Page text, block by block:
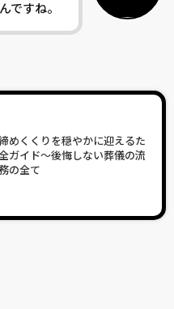
ですね。
めくくりを穏やかに迎えるた
ガイド〜後悔しない葬儀の流
の全て